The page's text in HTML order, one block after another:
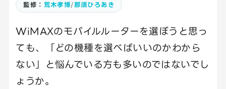
監修： 荒木孝博/那須ひろあき
WiMAXのモバイルルーターを選ぼうと思っ
ても、「どの機種を選べばいいのかわから
ない」と悩んでいる方も多いのではないでし
ょうか。